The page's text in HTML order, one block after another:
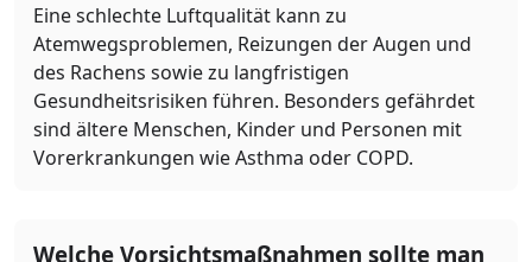
Eine schlechte Luftqualität kann zu
Atemwegsproblemen, Reizungen der Augen und
des Rachens sowie zu langfristigen
Gesundheitsrisiken führen. Besonders gefährdet
sind ältere Menschen, Kinder und Personen mit
Vorerkrankungen wie Asthma oder COPD.
Welche Vorsichtsmaßnahmen sollte man